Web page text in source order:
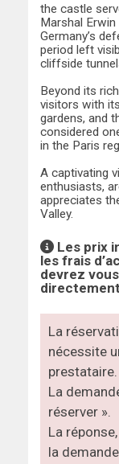
the castle
Marshal
Germany’s
period left
cliffside
Beyond its
visitors with
gardens, and
considered
in the Paris
A captivating
enthusiasts,
appreciates
Valley.
Les prix
les frais
devrez
La
nécessite
prestataire.
La
réserver ».
La
la